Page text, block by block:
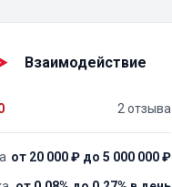
Взаимодействие
2 отзыва
от 20 000 ₽ до 5 000 000 ₽